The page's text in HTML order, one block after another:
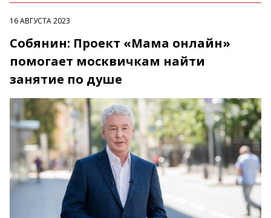
16 АВГУСТА 2023
Собянин: Проект «Мама онлайн»
помогает москвичкам найти
занятие по душе